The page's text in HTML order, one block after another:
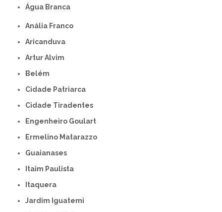
Água Branca
Anália Franco
Aricanduva
Artur Alvim
Belém
Cidade Patriarca
Cidade Tiradentes
Engenheiro Goulart
Ermelino Matarazzo
Guaianases
Itaim Paulista
Itaquera
Jardim Iguatemi